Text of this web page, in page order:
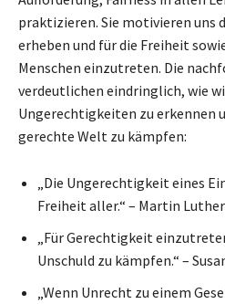
praktizieren. Sie motivieren uns
erheben und für die Freiheit
Menschen einzutreten. Die
verdeutlichen eindringlich, wie
Ungerechtigkeiten zu erkennen
gerechte Welt zu kämpfen:
„Die Ungerechtigkeit eines
Freiheit aller.“ – Martin
„Für Gerechtigkeit
Unschuld zu kämpfen.“ –
„Wenn Unrecht zu einem